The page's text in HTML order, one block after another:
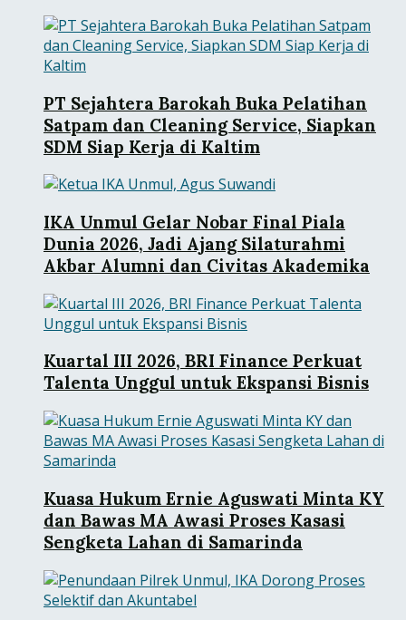
PT Sejahtera Barokah Buka Pelatihan
Satpam dan Cleaning Service, Siapkan
SDM Siap Kerja di Kaltim
IKA Unmul Gelar Nobar Final Piala
Dunia 2026, Jadi Ajang Silaturahmi
Akbar Alumni dan Civitas Akademika
Kuartal III 2026, BRI Finance Perkuat
Talenta Unggul untuk Ekspansi Bisnis
Kuasa Hukum Ernie Aguswati Minta KY
dan Bawas MA Awasi Proses Kasasi
Sengketa Lahan di Samarinda